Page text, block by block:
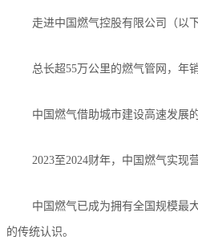
走进中国燃气控股有限公司（以
总长超55万公里的燃气管网，年
中国燃气借助城市建设高速发展
2023至2024财年，中国燃气实现
中国燃气已成为拥有全国规模最
的传统认识。